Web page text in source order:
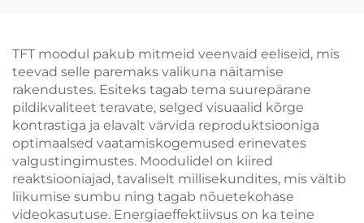
TFT moodul pakub mitmeid veenvaid eeliseid, mis
teevad selle paremaks valikuna näitamise
rakendustes. Esiteks tagab tema suurepärane
pildikvaliteet teravate, selged visuaalid kõrge
kontrastiga ja elavalt värvida reproduktsiooniga
optimaalsed vaatamiskogemused erinevates
valgustingimustes. Moodulidel on kiired
reaktsiooniajad, tavaliselt millisekundites, mis vältib
liikumise sumbu ning tagab nõuetekohase
videokasutuse. Energiaeffektiivsus on ka teine